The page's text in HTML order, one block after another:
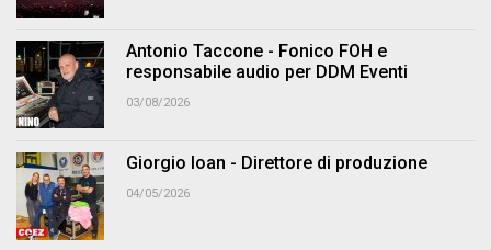
Antonio Taccone - Fonico FOH e
responsabile audio per DDM Eventi
03/08/2026
Giorgio Ioan - Direttore di produzione
04/05/2026